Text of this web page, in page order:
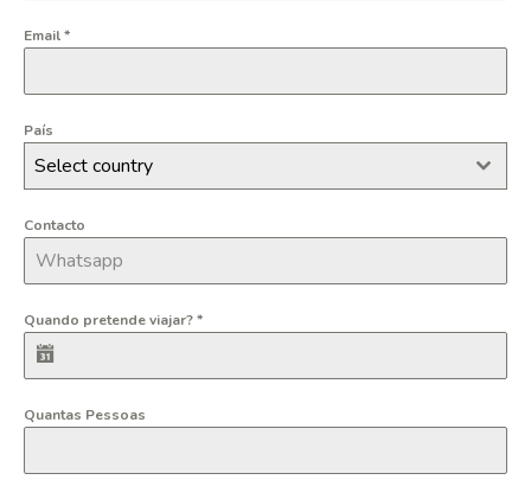
Email*
País
Select country
Contacto
Quando pretende viajar?*
Quantas Pessoas